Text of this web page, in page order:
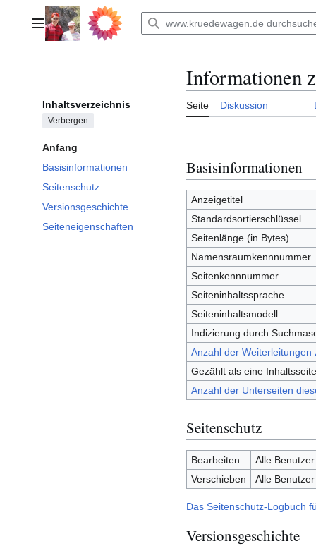
springenHauptmenü
Inhaltsverzeichnis
Verbergen
Anfang
Basisinformationen
Seitenschutz
Versionsgeschichte
Seiteneigenschaften
Informationen
Seite Diskussion
Basisinformationen
Anzeigetitel
Standardsortierschlüssel
Seitenlänge (in Bytes)
Namensraumkennnummer
Seitenkennnummer
Seiteninhaltssprache
Seiteninhaltsmodell
Indizierung durch
Anzahl der Weiterleitungen
Gezählt als eine Inhaltsseite
Anzahl der Unterseiten
Seitenschutz
Bearbeiten
Alle
Verschieben
Alle
Das Seitenschutz-Logbuch
Versionsgeschichte